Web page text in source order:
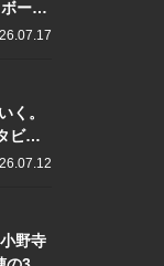
ート
する
く。
ビュ
野寺